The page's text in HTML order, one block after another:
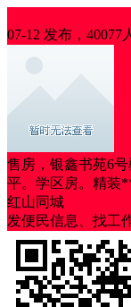
07-12 发布，40077
售房，银鑫书苑6
平。学区房。精装
红山同城
发便民信息、找工